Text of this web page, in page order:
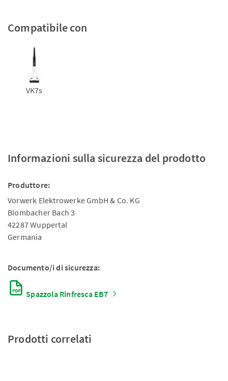
Compatibile con
VK7s
Informazioni sulla sicurezza del prodotto
Produttore:
Vorwerk Elektrowerke GmbH & Co. KG
Blombacher Bach 3
42287 Wuppertal
Germania
Documento/i di sicurezza:
Spazzola Rinfresca EB7
Prodotti correlati